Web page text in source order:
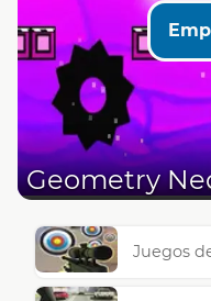
Geometry
Juegos